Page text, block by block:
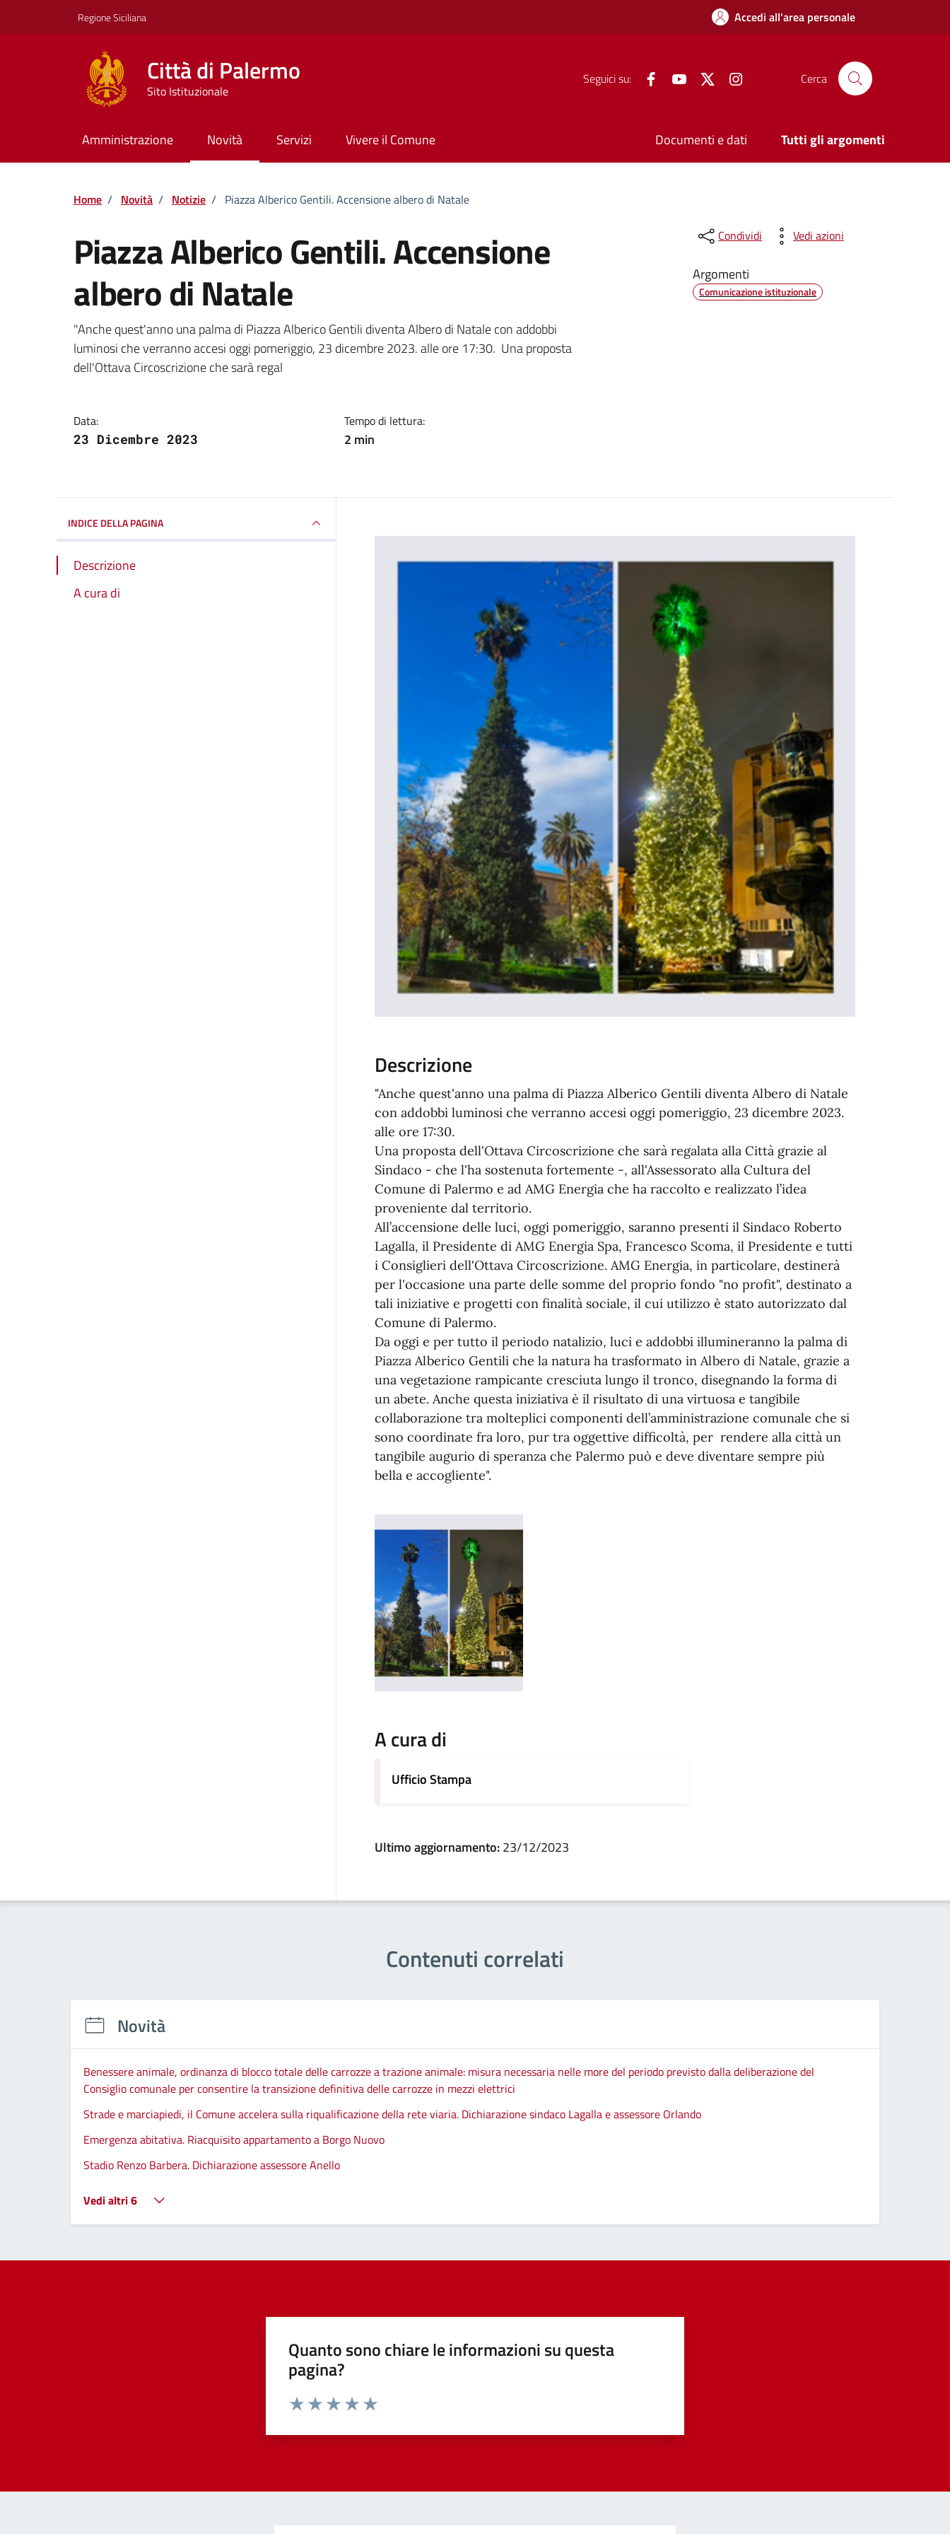
Regione Siciliana Accedi all'area personale
Città di Palermo
Sito Istituzionale
Seguici su: FacebookYouTube Twitter Cerca
Amministrazione Novità Servizi Vivere il Comune Documenti e dati Tutti gli argomenti
Home / Novità / Notizie / Piazza Alberico Gentili. Accensione albero di Natale
Piazza Alberico Gentili. Accensione
albero di Natale
Dettagli della notizia
"Anche quest'anno una palma di Piazza Alberico Gentili diventa Albero di Natale con addobbi
luminosi che verranno accesi oggi pomeriggio, 23 dicembre 2023. alle ore 17:30. Una proposta
dell'Ottava Circoscrizione che sarà regal
Data:
23 Dicembre 2023
Tempo di lettura:
2 min
Condividi Vedi azioni
Argomenti
Comunicazione istituzionale
INDICE DELLA PAGINA
Descrizione
A cura di
Descrizione
"Anche quest'anno una palma di Piazza Alberico Gentili diventa Albero di Natale
con addobbi luminosi che verranno accesi oggi pomeriggio, 23 dicembre 2023.
alle ore 17:30.
Una proposta dell'Ottava Circoscrizione che sarà regalata alla Città grazie al
Sindaco - che l'ha sostenuta fortemente -, all'Assessorato alla Cultura del
Comune di Palermo e ad AMG Energia che ha raccolto e realizzato l’idea
proveniente dal territorio.
All’accensione delle luci, oggi pomeriggio, saranno presenti il Sindaco Roberto
Lagalla, il Presidente di AMG Energia Spa, Francesco Scoma, il Presidente e tutti
i Consiglieri dell'Ottava Circoscrizione. AMG Energia, in particolare, destinerà
per l'occasione una parte delle somme del proprio fondo "no profit", destinato a
tali iniziative e progetti con finalità sociale, il cui utilizzo è stato autorizzato dal
Comune di Palermo.
Da oggi e per tutto il periodo natalizio, luci e addobbi illumineranno la palma di
Piazza Alberico Gentili che la natura ha trasformato in Albero di Natale, grazie a
una vegetazione rampicante cresciuta lungo il tronco, disegnando la forma di
un abete. Anche questa iniziativa è il risultato di una virtuosa e tangibile
collaborazione tra molteplici componenti dell’amministrazione comunale che si
sono coordinate fra loro, pur tra oggettive difficoltà, per rendere alla città un
tangibile augurio di speranza che Palermo può e deve diventare sempre più
bella e accogliente".
A cura di
Ufficio Stampa
Ultimo aggiornamento:23/12/2023
Contenuti correlati
Novità
Benessere animale, ordinanza di blocco totale delle carrozze a trazione animale: misura necessaria nelle more del periodo previsto dalla deliberazione del
Consiglio comunale per consentire la transizione definitiva delle carrozze in mezzi elettrici
Strade e marciapiedi, il Comune accelera sulla riqualificazione della rete viaria. Dichiarazione sindaco Lagalla e assessore Orlando
Emergenza abitativa. Riacquisito appartamento a Borgo Nuovo
Stadio Renzo Barbera. Dichiarazione assessore Anello
Vedi altri 6
Quanto sono chiare le informazioni su questa
pagina?